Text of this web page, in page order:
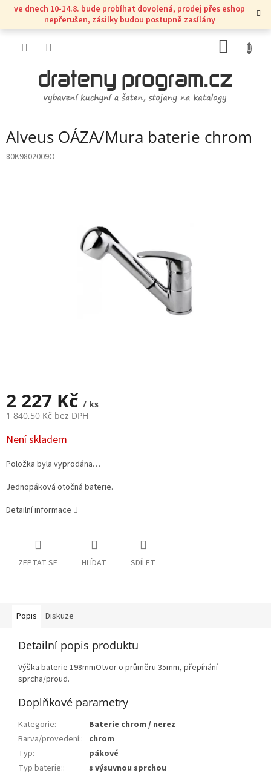
Přejít
obsah
ve dnech 10-14.8. bude probíhat dovolená, prodej přes eshop
nepřerušen, zásilky budou postupně zasílány
KOŠÍK
Alveus OÁZA/Mura baterie chrom
80K9802009O
2 227 Kč / ks
1 840,50 Kč bez DPH
Měrná
cena:
Není skladem
Položka byla vyprodána…
Jednopáková otočná baterie.
Detailní informace
ZEPTAT SE HLÍDAT SDÍLET
Popis Diskuze
Detailní popis produktu
Výška baterie 198mmOtvor o průměru 35mm, přepínání
sprcha/proud.
Doplňkové parametry
Kategorie:
Baterie chrom / nerez
Barva/provedení:: chrom
Typ:
pákové
Typ baterie::
s výsuvnou sprchou